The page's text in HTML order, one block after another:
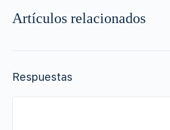
Artículos relacionados
Respuestas